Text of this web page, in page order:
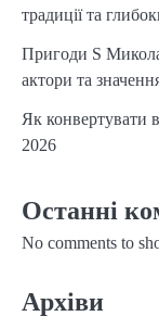
традиції та
Пригоди S
актори та
Як конвертувати
2026
Останні
No comments to
Архіви